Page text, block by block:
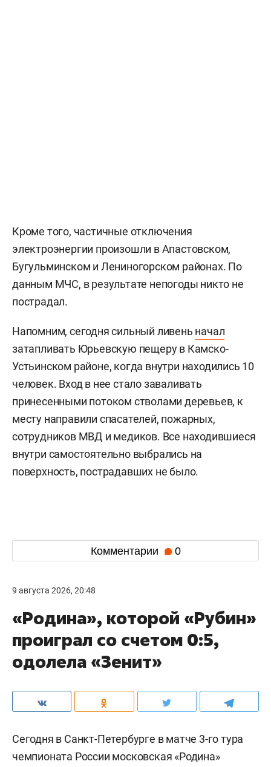
Кроме того, частичные отключения
электроэнергии произошли в Апастовском,
Бугульминском и Лениногорском районах. По
данным МЧС, в результате непогоды никто не
пострадал.
Напомним, сегодня сильный ливень начал
затапливать Юрьевскую пещеру в Камско-
Устьинском районе, когда внутри находились 10
человек. Вход в нее стало заваливать
принесенными потоком стволами деревьев, к
месту направили спасателей, пожарных,
сотрудников МВД и медиков. Все находившиеся
внутри самостоятельно выбрались на
поверхность, пострадавших не было.
Комментарии 0
9 августа 2026, 20:48
«Родина», которой «Рубин»
проиграл со счетом 0:5,
одолела «Зенит»
Сегодня в Санкт-Петербурге в матче 3-го тура
чемпионата России московская «Родина»